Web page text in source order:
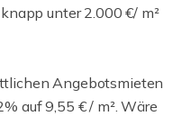
unter 2.000 €/ m²
Angebotsmieten
auf 9,55 € / m². Wäre